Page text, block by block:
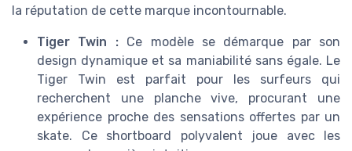
la réputation de cette marque incontournable.
Tiger Twin :Ce modèle se démarque par son
design dynamique et sa maniabilité sans égale. Le
Tiger Twin est parfait pour les surfeurs qui
recherchent une planche vive, procurant une
expérience proche des sensations offertes par un
skate. Ce shortboard polyvalent joue avec les